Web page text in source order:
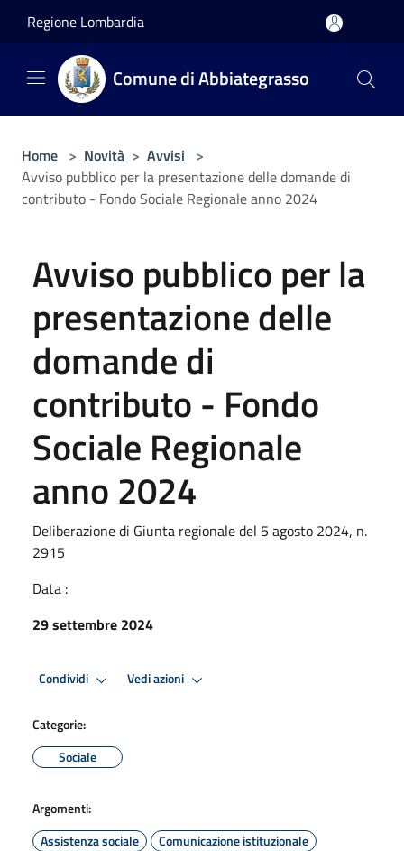
Regione Lombardia
Comune di Abbiategrasso
Home > Novità > Avvisi >
Avviso pubblico per la presentazione delle domande di
contributo - Fondo Sociale Regionale anno 2024
Avviso pubblico per la
presentazione delle
domande di
contributo - Fondo
Sociale Regionale
anno 2024
Deliberazione di Giunta regionale del 5 agosto 2024, n.
2915
Data :
29 settembre 2024
Condividi Vedi azioni
Categorie:
Sociale
Argomenti:
Assistenza sociale
Comunicazione istituzionale